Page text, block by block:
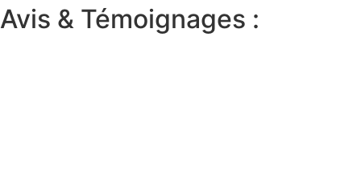
Avis & Témoignages :